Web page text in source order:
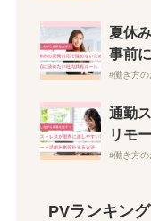
夏休
事前
働き方の
通勤
リモ
働き方の
PVランキング